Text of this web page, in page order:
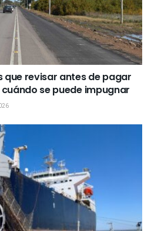
que revisar antes de pagar
se puede impugnar